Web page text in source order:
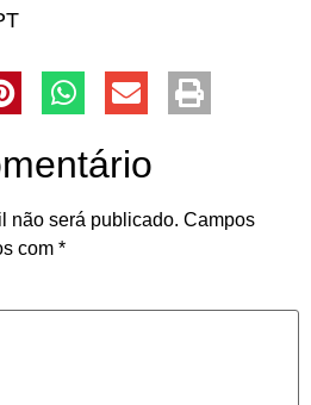
não será publicado. Campos
com *